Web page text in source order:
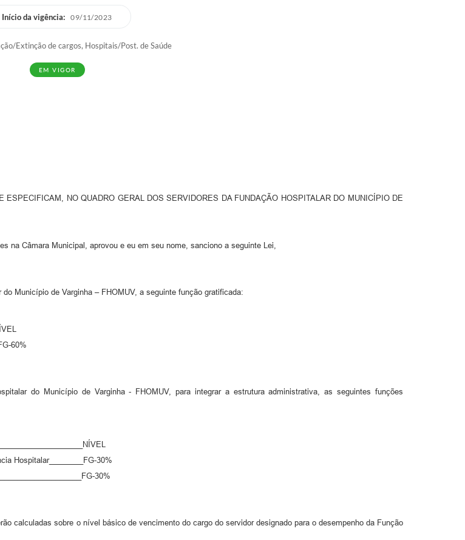
Início da vigência: 09/11/2023
Extinção de cargos, Hospitais/Post. de Saúde
EM VIGOR
NO QUADRO GERAL DOS SERVIDORES DA FUNDAÇÃO HOSPITALAR DO MUNICÍPIO DE
na Câmara Municipal, aprovou e eu em seu nome, sanciono a seguinte Lei,
Município de Varginha – FHOMUV, a seguinte função gratificada:
60%
do Município de Varginha - FHOMUV, para integrar a estrutura administrativa, as seguintes funções
Hospitalar________FG-30%
30%
calculadas sobre o nível básico de vencimento do cargo do servidor designado para o desempenho da Função